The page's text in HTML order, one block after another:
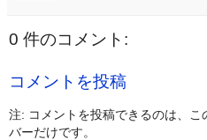
0 件のコメント:
コメントを投稿
注: コメントを投稿できるのは、こ
バーだけです。